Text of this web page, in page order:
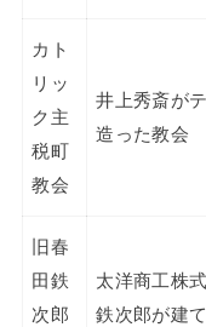
カト
リッ
ク主
税町
教会
井上秀斎が
造った教会
旧春
田鉄
次郎
太洋商工株
鉄次郎が建